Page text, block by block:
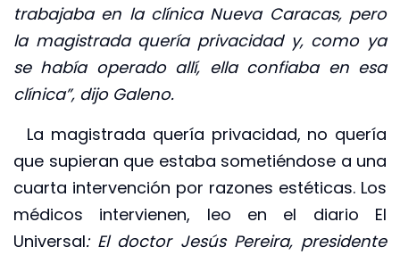
trabajaba en la clínica Nueva Caracas, pero
la magistrada quería privacidad y, como ya
se había operado allí, ella confiaba en esa
clínica”, dijo Galeno.
La magistrada quería privacidad, no quería
que supieran que estaba sometiéndose a una
cuarta intervención por razones estéticas. Los
médicos intervienen, leo en el diario El
Universal: El doctor Jesús Pereira, presidente